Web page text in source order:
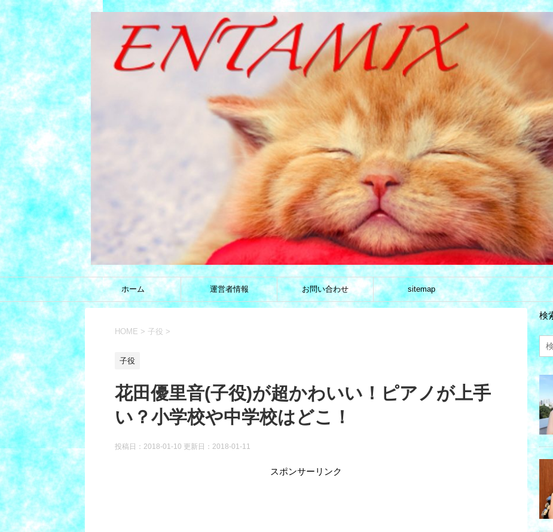
ホーム 運営者情報 お問い合わせ sitemap
HOME > 子役 >
子役
花田優里音(子役)が超かわいい！ピアノが上手
い？小学校や中学校はどこ！
投稿日：2018-01-10 更新日： 2018-01-11
スポンサーリンク
検